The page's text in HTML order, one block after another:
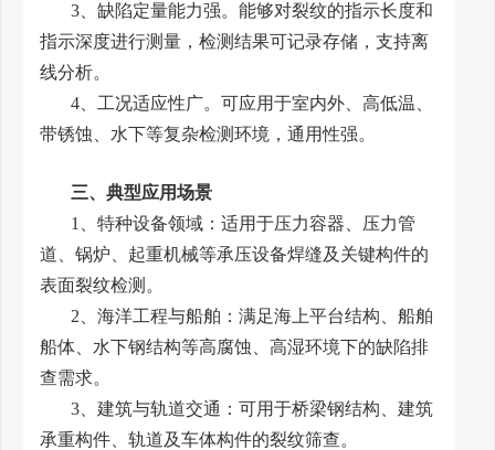
3、缺陷定量能力强。能够对裂纹的指示长度和
指示深度进行测量，检测结果可记录存储，支持离
线分析。
4、工况适应性广。可应用于室内外、高低温、
带锈蚀、水下等复杂检测环境，通用性强。
三、典型应用场景
1、特种设备领域：适用于压力容器、压力管
道、锅炉、起重机械等承压设备焊缝及关键构件的
表面裂纹检测。
2、海洋工程与船舶：满足海上平台结构、船舶
船体、水下钢结构等高腐蚀、高湿环境下的缺陷排
查需求。
3、建筑与轨道交通：可用于桥梁钢结构、建筑
承重构件、轨道及车体构件的裂纹筛查。